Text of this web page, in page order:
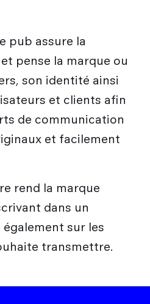
pub assure la
pense la marque ou
son identité ainsi
et clients afin
de communication
et facilement
rend la marque
dans un
sur les
transmettre.